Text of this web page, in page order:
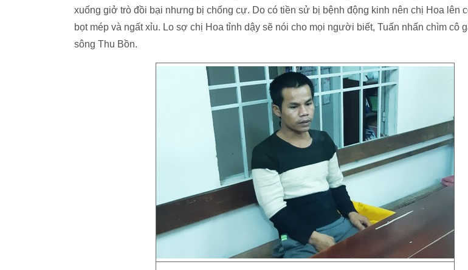
xuống giở trò đồi bại nhưng bị chống cự. Do có tiền sử bị bệnh động kinh nên chị Hoa lên
bọt mép và ngất xỉu. Lo sợ chị Hoa tỉnh dậy sẽ nói cho mọi người biết, Tuấn nhấn chìm cô
sông Thu Bồn.